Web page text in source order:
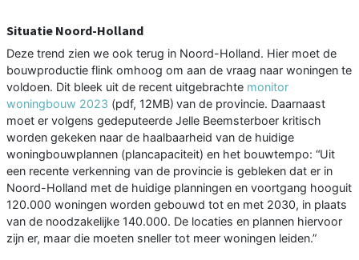
Situatie Noord-Holland
Deze trend zien we ook terug in Noord-Holland. Hier moet de
bouwproductie flink omhoog om aan de vraag naar woningen te
voldoen. Dit bleek uit de recent uitgebrachte monitor
woningbouw 2023 (pdf, 12MB) van de provincie. Daarnaast
moet er volgens gedeputeerde Jelle Beemsterboer kritisch
worden gekeken naar de haalbaarheid van de huidige
woningbouwplannen (plancapaciteit) en het bouwtempo: “Uit
een recente verkenning van de provincie is gebleken dat er in
Noord-Holland met de huidige planningen en voortgang hooguit
120.000 woningen worden gebouwd tot en met 2030, in plaats
van de noodzakelijke 140.000. De locaties en plannen hiervoor
zijn er, maar die moeten sneller tot meer woningen leiden.”